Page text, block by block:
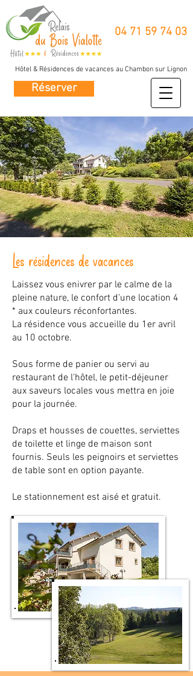
Réserver
Hôtel & Résidences de vacances au Chambon sur Lignon
04 71 59 74 03
Les résidences de vacances
Laissez vous enivrer par le calme de la
pleine nature, le confort d'une location 4
* aux couleurs réconfortantes.
La résidence vous accueille du 1er avril
au 10 octobre.
Sous forme de panier ou servi au
restaurant de l'hôtel, le petit-déjeuner
aux saveurs locales vous mettra en joie
pour la journée.
Draps et housses de couettes, serviettes
de toilette et linge de maison sont
fournis. Seuls les peignoirs et serviettes
de table sont en option payante.
Le stationnement est aisé et gratuit.